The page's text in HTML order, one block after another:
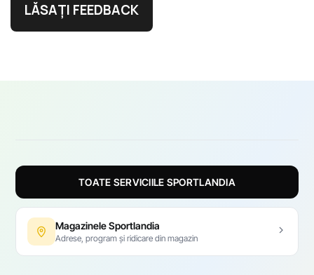
LĂSAȚI FEEDBACK
TOATE SERVICIILE SPORTLANDIA
Magazinele Sportlandia
Adrese, program și ridicare din magazin